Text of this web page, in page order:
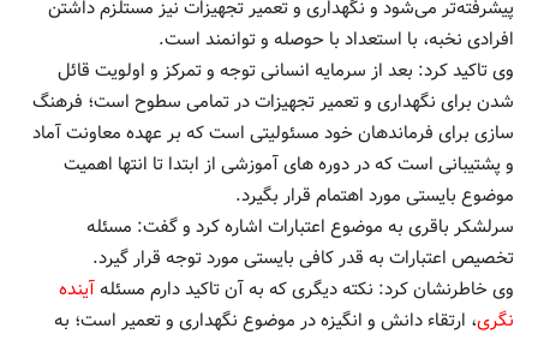
پیشرفته‌تر می‌شود و نگهداری و تعمیر تجهیزات نیز مستلزم داشتن
افرادی نخبه، با استعداد با حوصله و توانمند است.
وی تاکید کرد: بعد از سرمایه انسانی توجه و تمرکز و اولویت قائل
شدن برای نگهداری و تعمیر تجهیزات در تمامی سطوح است؛ فرهنگ
سازی برای فرماندهان خود مسئولیتی است که بر عهده معاونت آماد
و پشتیبانی است که در دوره های آموزشی از ابتدا تا انتها اهمیت
موضوع بایستی مورد اهتمام قرار بگیرد.
سرلشکر باقری به موضوع اعتبارات اشاره کرد و گفت: مسئله
تخصیص اعتبارات به قدر کافی بایستی مورد توجه قرار گیرد.
وی خاطرنشان کرد: نکته دیگری که به آن تاکید دارم مسئله آینده
نگری، ارتقاء دانش و انگیزه در موضوع نگهداری و تعمیر است؛ به